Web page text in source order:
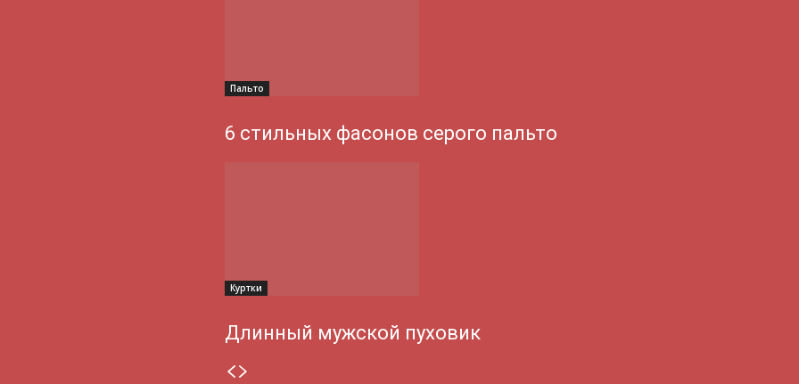
Пальто
6 стильных фасонов серого пальто
Куртки
Длинный мужской пуховик